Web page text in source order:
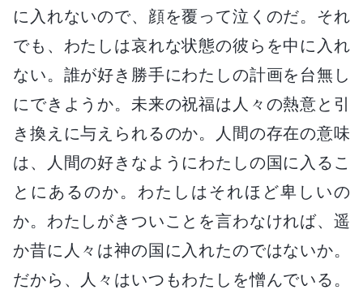
に入れないので、顔を覆って泣くのだ。それ
でも、わたしは哀れな状態の彼らを中に入れ
ない。誰が好き勝手にわたしの計画を台無し
にできようか。未来の祝福は人々の熱意と引
き換えに与えられるのか。人間の存在の意味
は、人間の好きなようにわたしの国に入るこ
とにあるのか。わたしはそれほど卑しいの
か。わたしがきついことを言わなければ、遥
か昔に人々は神の国に入れたのではないか。
だから、人々はいつもわたしを憎んでいる。